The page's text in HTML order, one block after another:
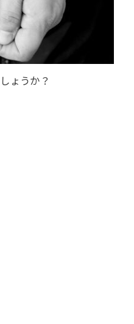
ょうか？